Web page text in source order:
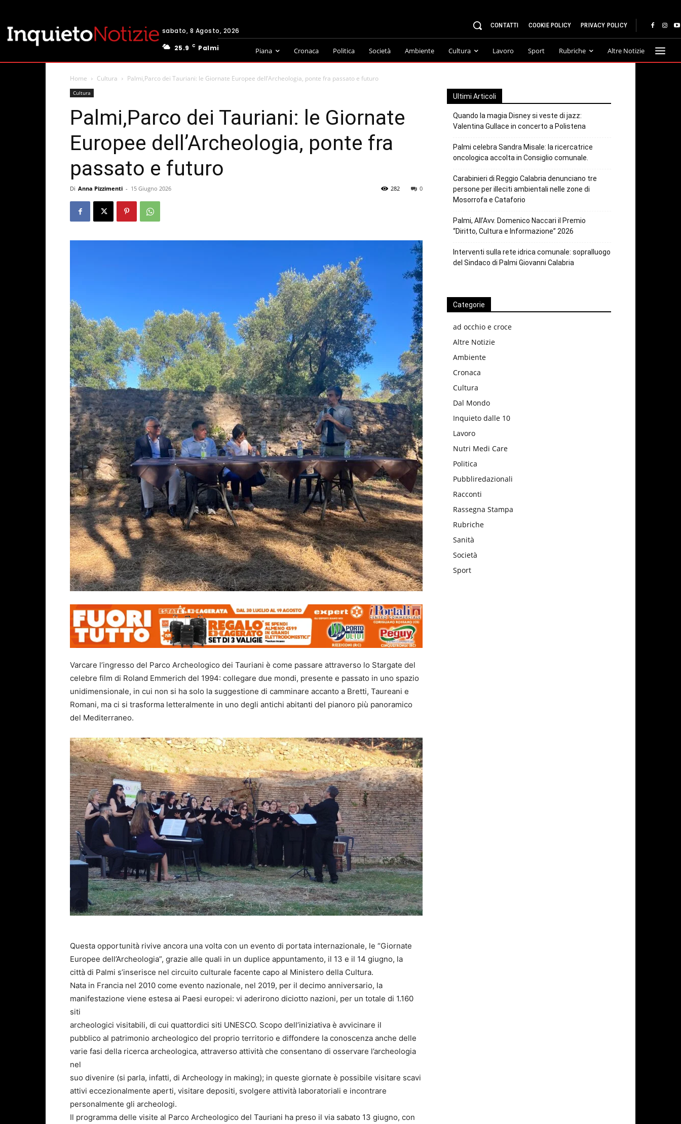
sabato, 8 Agosto, 2026
25.9
C Palmi
CONTATTI COOKIE POLICY PRIVACY POLICY
Piana Cronaca Politica Società Ambiente Cultura Lavoro Sport Rubriche Altre Notizie
Home Cultura Palmi,Parco dei Tauriani: le Giornate Europee dell’Archeologia, ponte fra passato e futuro
Cultura
Palmi,Parco dei Tauriani: le Giornate
Europee dell’Archeologia, ponte fra
passato e futuro
Di Anna Pizzimenti - 15 Giugno 2026 0
282
Varcare l’ingresso del Parco Archeologico dei Tauriani è come passare attraverso lo Stargate del
celebre film di Roland Emmerich del 1994: collegare due mondi, presente e passato in uno spazio
unidimensionale, in cui non si ha solo la suggestione di camminare accanto a Bretti, Taureani e
Romani, ma ci si trasforma letteralmente in uno degli antichi abitanti del pianoro più panoramico
del Mediterraneo.
Questa opportunità rivive ancora una volta con un evento di portata internazionale, le “Giornate
Europee dell’Archeologia”, grazie alle quali in un duplice appuntamento, il 13 e il 14 giugno, la
città di Palmi s’inserisce nel circuito culturale facente capo al Ministero della Cultura.
Nata in Francia nel 2010 come evento nazionale, nel 2019, per il decimo anniversario, la
manifestazione viene estesa ai Paesi europei: vi aderirono diciotto nazioni, per un totale di 1.160
siti
archeologici visitabili, di cui quattordici siti UNESCO. Scopo dell’iniziativa è avvicinare il
pubblico al patrimonio archeologico del proprio territorio e diffondere la conoscenza anche delle
varie fasi della ricerca archeologica, attraverso attività che consentano di osservare l’archeologia
nel
suo divenire (si parla, infatti, di Archeology in making); in queste giornate è possibile visitare scavi
attivi eccezionalmente aperti, visitare depositi, svolgere attività laboratoriali e incontrare
personalmente gli archeologi.
Il programma delle visite al Parco Archeologico del Tauriani ha preso il via sabato 13 giugno, con
Ultimi Articoli
Quando la magia Disney si veste di jazz:
Valentina Gullace in concerto a Polistena
Palmi celebra Sandra Misale: la ricercatrice
oncologica accolta in Consiglio comunale.
Carabinieri di Reggio Calabria denunciano tre
persone per illeciti ambientali nelle zone di
Mosorrofa e Cataforio
Palmi, All’Avv. Domenico Naccari il Premio
“Diritto, Cultura e Informazione” 2026
Interventi sulla rete idrica comunale: sopralluogo
del Sindaco di Palmi Giovanni Calabria
Categorie
ad occhio e croce
Altre Notizie
Ambiente
Cronaca
Cultura
Dal Mondo
Inquieto dalle 10
Lavoro
Nutri Medi Care
Politica
Pubbliredazionali
Racconti
Rassegna Stampa
Rubriche
Sanità
Società
Sport